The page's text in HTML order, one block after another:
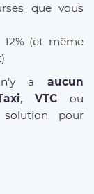
que vous
(et même
aaucun
, VTC ou
pour